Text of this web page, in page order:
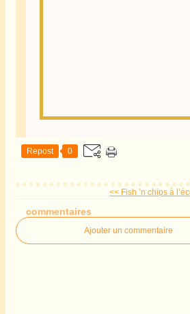
Repost 0
<< Fish ’n chips à
commentaires
Ajouter un commentaire